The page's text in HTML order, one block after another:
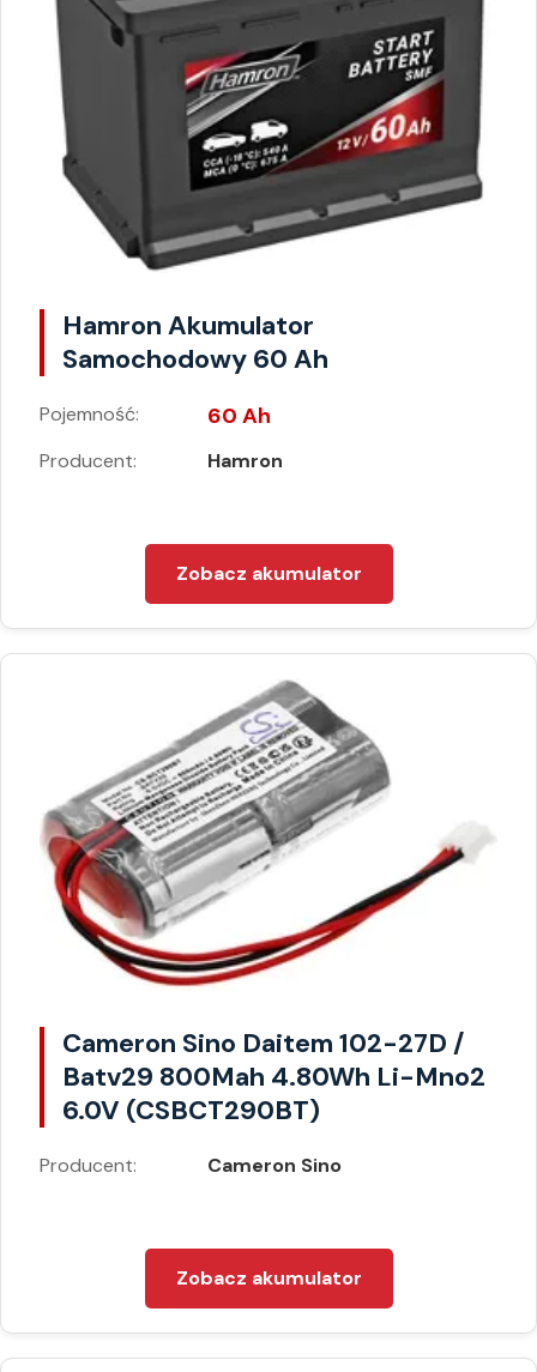
Hamron Akumulator
Samochodowy 60 Ah
Pojemność: 60 Ah
Producent: Hamron
Zobacz akumulator
Cameron Sino Daitem 102-27D /
Batv29 800Mah 4.80Wh Li-Mno2
6.0V (CSBCT290BT)
Producent: Cameron Sino
Zobacz akumulator